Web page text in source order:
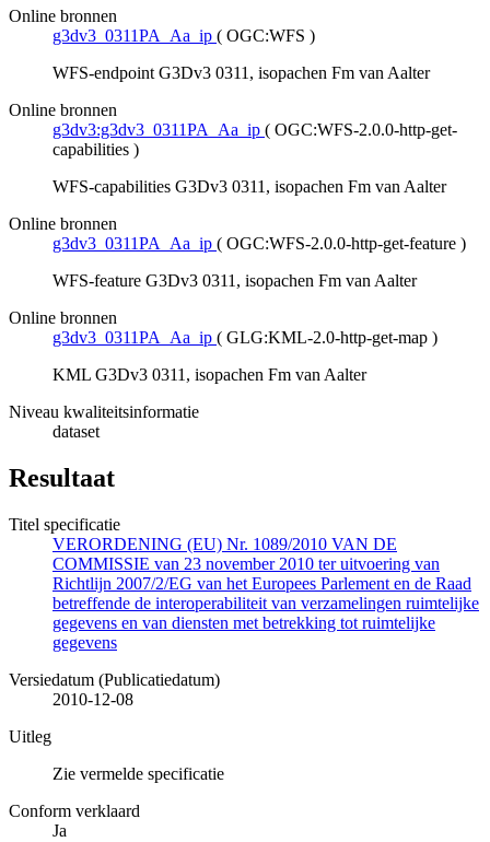
Online bronnen
g3dv3_0311PA_Aa_ip ( OGC:WFS )
WFS-endpoint G3Dv3 0311, isopachen Fm van Aalter
Online bronnen
g3dv3:g3dv3_0311PA_Aa_ip ( OGC:WFS-2.0.0-http-get-
capabilities )
WFS-capabilities G3Dv3 0311, isopachen Fm van Aalter
Online bronnen
g3dv3_0311PA_Aa_ip ( OGC:WFS-2.0.0-http-get-feature )
WFS-feature G3Dv3 0311, isopachen Fm van Aalter
Online bronnen
g3dv3_0311PA_Aa_ip ( GLG:KML-2.0-http-get-map )
KML G3Dv3 0311, isopachen Fm van Aalter
Niveau kwaliteitsinformatie
dataset
Resultaat
Titel specificatie
VERORDENING (EU) Nr. 1089/2010 VAN DE
COMMISSIE van 23 november 2010 ter uitvoering van
Richtlijn 2007/2/EG van het Europees Parlement en de Raad
betreffende de interoperabiliteit van verzamelingen ruimtelijke
gegevens en van diensten met betrekking tot ruimtelijke
gegevens
Versiedatum (Publicatiedatum)
2010-12-08
Uitleg
Zie vermelde specificatie
Conform verklaard
Ja